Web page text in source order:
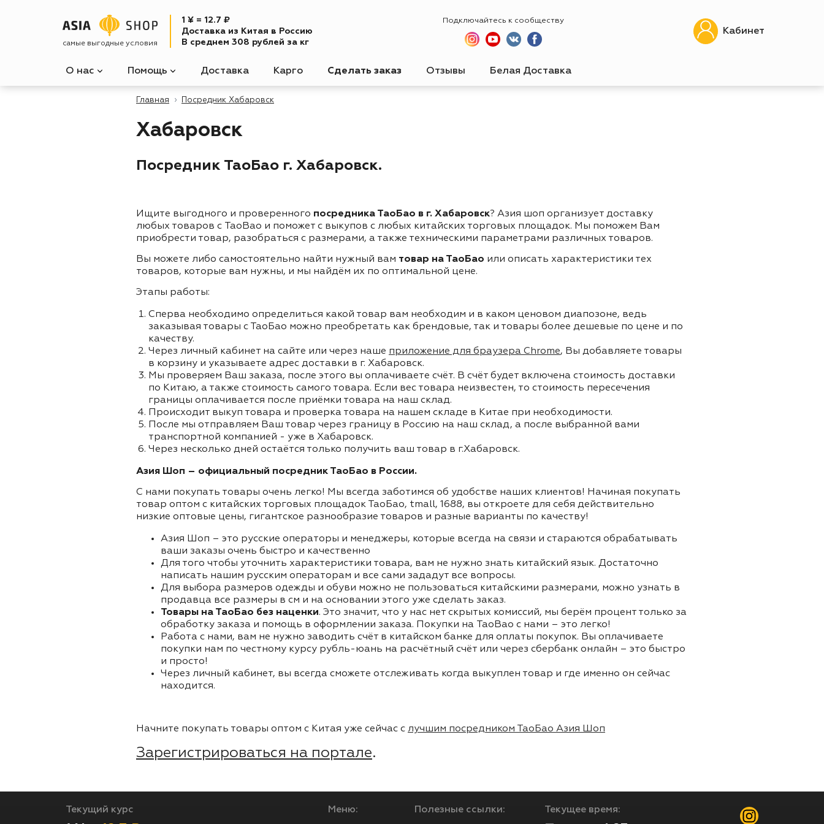
самые выгодные условия
1 ¥ = 12.7 ₽
Доставка из Китая в Россию
В среднем 308 рублей за кг
Подключайтесь к сообществу
Кабинет
О нас Помощь Доставка Карго Сделать заказ Отзывы Белая Доставка
Главная Посредник Хабаровск
Хабаровск
Посредник ТаоБао г. Хабаровск.
Ищите выгодного и проверенного посредника ТаоБао в г. Хабаровск? Азия шоп организует доставку
любых товаров с TaoBao и поможет с выкупов с любых китайских торговых площадок. Мы поможем Вам
приобрести товар, разобраться с размерами, а также техническими параметрами различных товаров.
Вы можете либо самостоятельно найти нужный вам товар на ТаоБао или описать характеристики тех
товаров, которые вам нужны, и мы найдём их по оптимальной цене.
Этапы работы:
Сперва необходимо определиться какой товар вам необходим и в каком ценовом диапозоне, ведь
заказывая товары с ТаоБао можно преобретать как брендовые, так и товары более дешевые по цене и по
качеству.
Через личный кабинет на сайте или через наше приложение для браузера Chrome, Вы добавляете товары
в корзину и указываете адрес доставки в г. Хабаровск.
Мы проверяем Ваш заказа, после этого вы оплачиваете счёт. В счёт будет включена стоимость доставки
по Китаю, а также стоимость самого товара. Если вес товара неизвестен, то стоимость пересечения
границы оплачивается после приёмки товара на наш склад.
Происходит выкуп товара и проверка товара на нашем складе в Китае при необходимости.
После мы отправляем Ваш товар через границу в Россию на наш склад, а после выбранной вами
транспортной компанией - уже в Хабаровск.
Через несколько дней остаётся только получить ваш товар в г.Хабаровск.
Азия Шоп – официальный посредник ТаоБао в России.
С нами покупать товары очень легко! Мы всегда заботимся об удобстве наших клиентов! Начиная покупать
товар оптом с китайских торговых площадок ТаоБао, tmall, 1688, вы откроете для себя действительно
низкие оптовые цены, гигантское разнообразие товаров и разные варианты по качеству!
Азия Шоп – это русские операторы и менеджеры, которые всегда на связи и стараются обрабатывать
ваши заказы очень быстро и качественно
Для того чтобы уточнить характеристики товара, вам не нужно знать китайский язык. Достаточно
написать нашим русским операторам и все сами зададут все вопросы.
Для выбора размеров одежды и обуви можно не пользоваться китайскими размерами, можно узнать в
продавца все размеры в см и на основании этого уже сделать заказ.
Товары на ТаоБао без наценки. Это значит, что у нас нет скрытых комиссий, мы берём процент только за
обработку заказа и помощь в оформлении заказа. Покупки на TaoBao с нами – это легко!
Работа с нами, вам не нужно заводить счёт в китайском банке для оплаты покупок. Вы оплачиваете
покупки нам по честному курсу рубль-юань на расчётный счёт или через сбербанк онлайн – это быстро
и просто!
Через личный кабинет, вы всегда сможете отслеживать когда выкуплен товар и где именно он сейчас
находится.
Начните покупать товары оптом с Китая уже сейчас с лучшим посредником ТаоБао Азия Шоп
Зарегистрироваться на портале.
Текущий курс Меню: Полезные ссылки: Текущее время: